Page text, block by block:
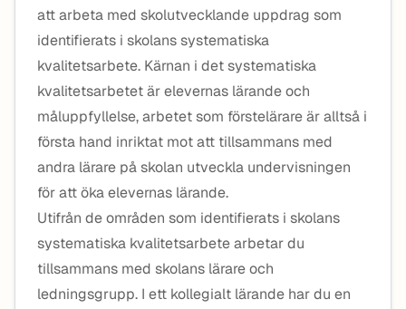
att arbeta med skolutvecklande uppdrag som
identifierats i skolans systematiska
kvalitetsarbete. Kärnan i det systematiska
kvalitetsarbetet är elevernas lärande och
måluppfyllelse, arbetet som förstelärare är alltså i
första hand inriktat mot att tillsammans med
andra lärare på skolan utveckla undervisningen
för att öka elevernas lärande.
Utifrån de områden som identifierats i skolans
systematiska kvalitetsarbete arbetar du
tillsammans med skolans lärare och
ledningsgrupp. I ett kollegialt lärande har du en